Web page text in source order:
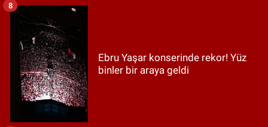
Ebru Yaşar konserinde rekor! Yüz
binler bir araya geldi
8